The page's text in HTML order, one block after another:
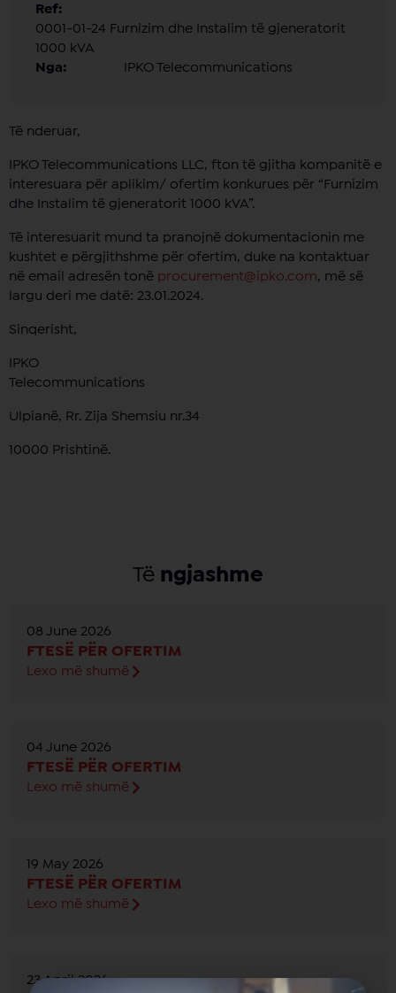
Ref:
0001-01-24 Furnizim dhe Instalim të gjeneratorit
1000 kVA
Nga:
IPKO Telecommunications
Të nderuar,
IPKO Telecommunications LLC, fton të gjitha kompanitë e
interesuara për aplikim/ ofertim konkurues për “Furnizim
dhe Instalim të gjeneratorit 1000 kVA”.
Të interesuarit mund ta pranojnë dokumentacionin me
kushtet e përgjithshme për ofertim, duke na kontaktuar
në email adresën tonë procurement@ipko.com, më së
largu deri me datë: 23.01.2024.
Sinqerisht,
IPKO
Ulpianë, Rr. Zija Shemsiu nr.34
10000 Prishtinë.
Të ngjashme
08 June 2026
FTESË PËR OFERTIM
Lexo më shumë
04 June 2026
FTESË PËR OFERTIM
Lexo më shumë
19 May 2026
FTESË PËR OFERTIM
Lexo më shumë
23 April 2026